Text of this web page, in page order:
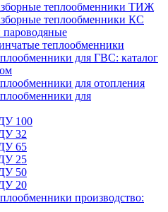
теплообменники ТИЖ
теплообменники КC
теплообменники
для ГВС: каталог
для отопления
для
100
32
65
25
50
20
производство: